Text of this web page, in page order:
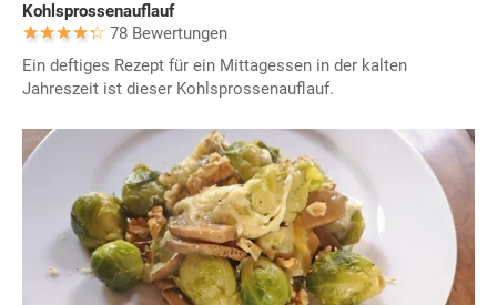
Kohlsprossenauflauf
78 Bewertungen
Ein deftiges Rezept für ein Mittagessen in der kalten
Jahreszeit ist dieser Kohlsprossenauflauf.